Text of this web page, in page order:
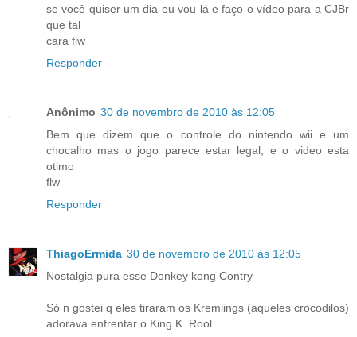
se você quiser um dia eu vou lá e faço o vídeo para a CJBr
que tal
cara flw
Responder
Anônimo 30 de novembro de 2010 às 12:05
Bem que dizem que o controle do nintendo wii e um
chocalho mas o jogo parece estar legal, e o video esta
otimo
flw
Responder
ThiagoErmida 30 de novembro de 2010 às 12:05
Nostalgia pura esse Donkey kong Contry
Só n gostei q eles tiraram os Kremlings (aqueles crocodilos)
adorava enfrentar o King K. Rool